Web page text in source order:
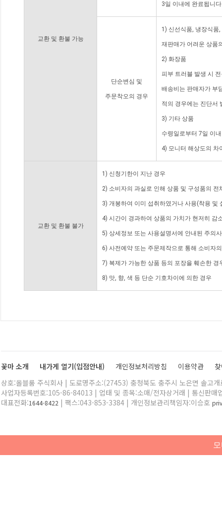
교환 및 환불 가능
3일 이내에 완료됩니
단순변심 및
주문착오의 경우
1) 신선식품, 냉장식품
재판매가 어려운 상품
2) 화장품
피부 트러블 발생 시
배송비는 판매자가 부
적의 경우에는 진단서
3) 기타 상품
수령일로부터 7일 이
4) 모니터 해상도의 차
교환 및 환불 불가
1) 신청기한이 지난 경우
2) 소비자의 과실로 인해 상품 및 구성품의
3) 개봉하여 이미 섭취하였거나 사용(착용 및
4) 시간이 경과하여 상품의 가치가 현저히 감
5) 상세정보 또는 사용설명서에 안내된 주의
6) 사전예약 또는 주문제작으로 통해 소비자
7) 복제가 가능한 상품 등의 포장을 훼손한 경
8) 맛, 향, 색 등 단순 기호차이에 의한 경우
꽃마 소개 내가게 열기(입점안내) 개인정보처리방침 이용약관
상호:올블룸 주식회사 | 도로명주소:(27453) 충청북도 충주시 노은면 솔고
사업자등록번호:105-86-84013 | 업태 및 종목:소매/전자상거래 | 통신판매
대표전화:1644-8422 | 팩스:043-853-3384 | 개인정보관리책임자:이승호